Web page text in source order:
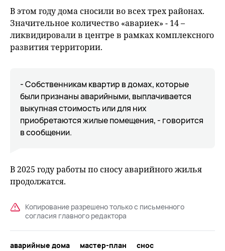
В этом году дома сносили во всех трех районах.
Значительное количество «авариек» - 14 –
ликвидировали в центре в рамках комплексного
развития территории.
- Собственникам квартир в домах, которые
были признаны аварийными, выплачивается
выкупная стоимость или для них
приобретаются жилые помещения, - говорится
в сообщении.
В 2025 году работы по сносу аварийного жилья
продолжатся.
Копирование разрешено только с письменного
согласия главного редактора
аварийные дома мастер-план снос